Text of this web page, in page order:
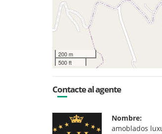
200 m
500 ft
Contacte al agente
Nombre:
amoblados